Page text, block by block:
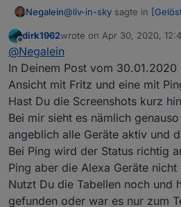
Negalein@liv-in-sky sagte in
Danke, schaut schonmal
Ein paar Änderungen
könnte weg, da ich
Überschrift-Zeile
komplett weg?
Offline
dirk1962wrote on Apr 30, 2020,
last edited by
@Negalein
In Deinem Post vom
Ansicht mit Fritz und eine mit
Hast Du die Screenshots kurz
Bei mir sieht es nämlich
angeblich alle Geräte aktiv und
Bei Ping wird der Status richtig
Ping aber die Alexa Geräte
Nutzt Du die Tabellen noch und
gefunden oder war es nur zum